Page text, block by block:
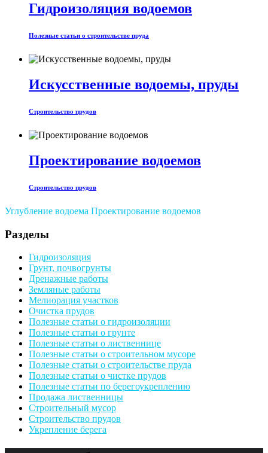
Гидроизоляция водоемов
Полезные статьи о строительстве пруда
Искусственные водоемы, пруды
Строительство прудов
Проектирование водоемов
Строительство прудов
Углубление водоема Проектирование водоемов
Разделы
Гидроизоляция
Грунт, почвогрунты
Дренажные работы
Земляные работы
Мелиорация участков
Очистка прудов
Полезные статьи о гидроизоляции
Полезные статьи о грунте
Полезные статьи о лиственнице
Полезные статьи о строительном мусоре
Полезные статьи о строительстве пруда
Полезные статьи о чистке прудов
Полезные статьи по берегоукреплению
Продажа лиственницы
Строительный мусор
Строительство прудов
Укрепление берега